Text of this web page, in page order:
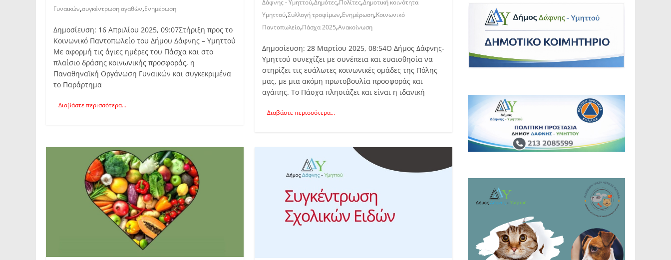
Γυναικών,συγκέντρωση αγαθών,Ενημέρωση
Δημοσίευση: 16 Απριλίου 2025, 09:07Στήριξη προς το
Κοινωνικό Παντοπωλείο του Δήμου Δάφνης – Υμηττού
Με αφορμή τις άγιες ημέρες του Πάσχα και στο
πλαίσιο δράσης κοινωνικής προσφοράς, η
Παναθηναϊκή Οργάνωση Γυναικών και συγκεκριμένα
το Παράρτημα
Διαβάστε περισσότερα...
Δάφνης - Υμηττού Δημότες Πολίτες Δημοτική κοινότητα
Υμηττού,Συλλογή τροφίμων,Ενημέρωση,Κοινωνικό
Παντοπωλείο,Πάσχα 2025,Ανακοίνωση
Δημοσίευση: 28 Μαρτίου 2025, 08:54Ο Δήμος Δάφνης-
Υμηττού συνεχίζει με συνέπεια και ευαισθησία να
στηρίζει τις ευάλωτες κοινωνικές ομάδες της Πόλης
μας, με μια ακόμη πρωτοβουλία προσφοράς και
αγάπης. Το Πάσχα πλησιάζει και είναι η ιδανική
Διαβάστε περισσότερα...